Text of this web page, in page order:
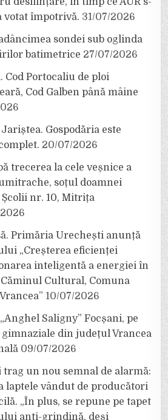
votat împotrivă. 31/07/2026
sondei sub oglinda
batimetrice 27/07/2026
Cod Portocaliu de ploi
Cod Galben până mâine
Gospodăria este
20/07/2026
trecerea la cele veșnice a
soțul doamnei
nr. 10, Mitrița
Primăria Urechești anunță
„Creșterea eficienței
inteligentă a energiei în
Cultural, Comuna
10/07/2026
Saligny” Focșani, pe
din județul Vrancea
09/07/2026
un nou semnal de alarmă:
laptele vândut de producători
„În plus, se repune pe tapet
anti-grindină, deși